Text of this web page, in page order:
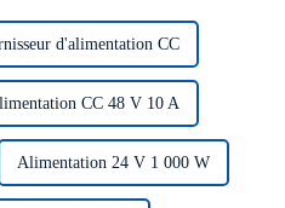
d'alimentation CC
CC 48 V 10 A
Alimentation 24 V 1 000 W